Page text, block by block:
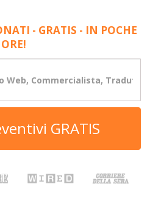
- GRATIS - IN POCHE
ORE!
GRATIS